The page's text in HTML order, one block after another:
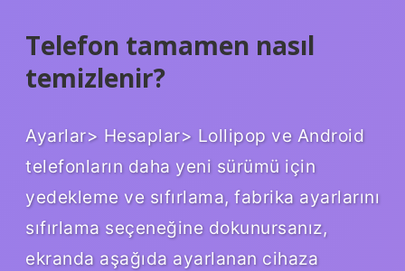
Telefon tamamen nasıl
temizlenir?
Ayarlar> Hesaplar> Lollipop ve Android
telefonların daha yeni sürümü için
yedekleme ve sıfırlama, fabrika ayarlarını
sıfırlama seçeneğine dokunursanız,
ekranda aşağıda ayarlanan cihaza